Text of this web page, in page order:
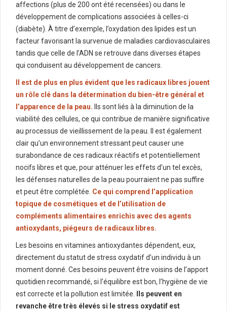
affections (plus de 200 ont été recensées) ou dans le
développement de complications associées à celles-ci
(diabète). À titre d’exemple, l’oxydation des lipides est un
facteur favorisant la survenue de maladies cardiovasculaires
tandis que celle de l’ADN se retrouve dans diverses étapes
qui conduisent au développement de cancers.
Il est de plus en plus évident que les radicaux libres jouent
un rôle clé dans la détermination du bien-être général et
l’apparence de la peau. Ils sont liés à la diminution de la
viabilité des cellules, ce qui contribue de manière significative
au processus de vieillissement de la peau. Il est également
clair qu’un environnement stressant peut causer une
surabondance de ces radicaux réactifs et potentiellement
nocifs libres et que, pour atténuer les effets d’un tel excès,
les défenses naturelles de la peau pourraient ne pas suffire
et peut être complétée. Ce qui comprend l’application
topique de cosmétiques et de l’utilisation de
compléments alimentaires enrichis avec des agents
antioxydants, piégeurs de radicaux libres.
Les besoins en vitamines antioxydantes dépendent, eux,
directement du statut de stress oxydatif d’un individu à un
moment donné. Ces besoins peuvent être voisins de l’apport
quotidien recommandé, si l’équilibre est bon, l’hygiène de vie
est correcte et la pollution est limitée.
Ils peuvent en
revanche être très élevés si le stress oxydatif est